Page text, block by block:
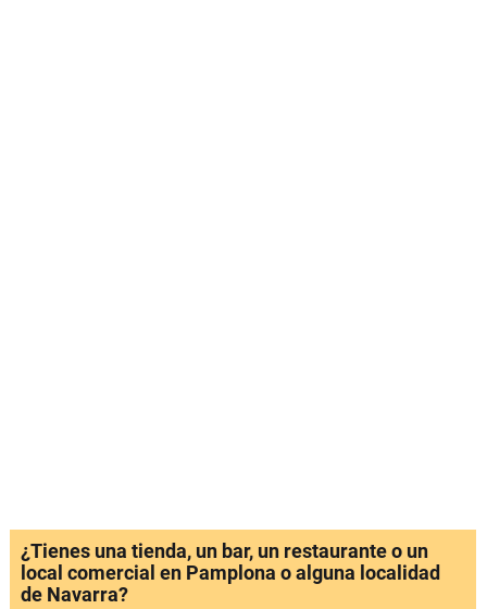
¿Tienes una tienda, un bar, un restaurante o un
local comercial en Pamplona o alguna localidad
de Navarra?